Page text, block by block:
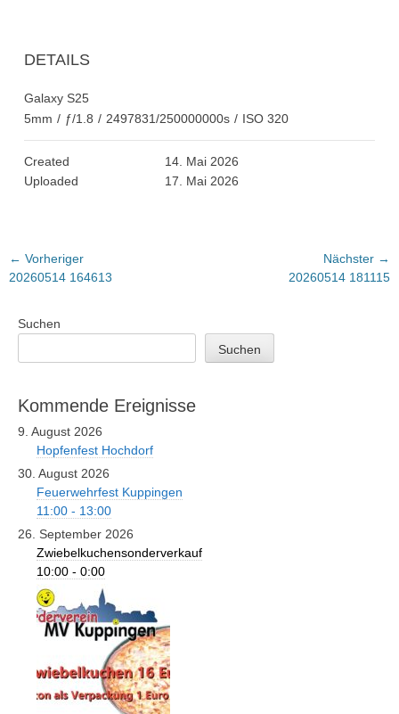
DETAILS
Galaxy S25
5mm / ƒ/1.8 / 2497831/250000000s / ISO 320
Created
14. Mai 2026
Uploaded
17. Mai 2026
Beitragsnavigation
← Vorheriger
Vorheriger
20260514 164613
Nächster →
20260514 181115
Suchen
Suchen
Kommende Ereignisse
9. August 2026
Hopfenfest Hochdorf
30. August 2026
Feuerwehrfest Kuppingen
11:00 - 13:00
26. September 2026
Zwiebelkuchensonderverkauf
10:00 - 0:00